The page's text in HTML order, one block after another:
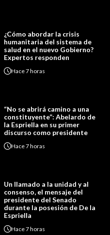
¿Cómo abordar la crisis
humanitaria del sistema de
salud en el nuevo Gobierno?
Expertos responden
Hace7 horas
“No se abrirá camino a una
constituyente”: Abelardo de
la Espriella en su primer
discurso como presidente
Hace7 horas
Un llamado a la unidad y al
consenso, el mensaje del
presidente del Senado
durante la posesión de De la
Espriella
Hace7 horas